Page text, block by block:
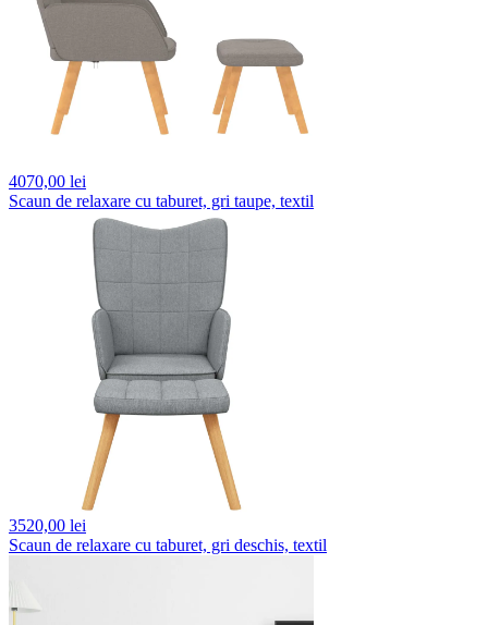
4070,00 lei
Scaun de relaxare cu taburet, gri taupe, textil
3520,00 lei
Scaun de relaxare cu taburet, gri deschis, textil